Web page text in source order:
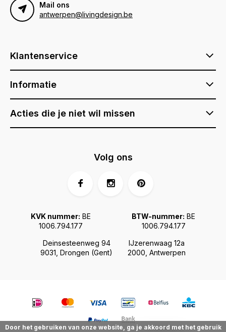
Mail ons
antwerpen@livingdesign.be
Klantenservice
Informatie
Acties die je niet wil missen
Deinsesteenweg 94
9031, Drongen (Gent)
IJzerenwaag 12a
2000, Antwerpen
KVK nummer: BE
1006.794.177
BTW-nummer: BE
1006.794.177
Volg ons
Door het gebruiken van onze website, ga je akkoord met het gebruik